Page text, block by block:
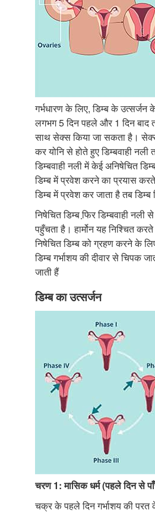
गर्भधारण के लिए, डिम्ब के
लगभग 5 दिन पहले और 1 दिन
साथ सेक्स किया जा सकता है।
कर योनि से होते हुए डिम्बवाही
डिम्बवाही नली में केई अनिषेचित
डिम्ब में प्रवेश करने का प्रयास
डिम्ब में प्रवेश कर जाता है तब डिम्ब
निषेचित डिम्ब फि़र डिम्बवाही नली
पहुँचता है। हार्मोन यह निश्चित करते
निषेचित डिम्ब को ग्रहण करने के
डिम्ब गर्भाशय की दीवार से चिपक
जाती हैं
डिम्ब का उत्सर्जन
चरण 1: मासिक धर्म (पहले दिन से
चक्र के पहले दिन गर्भाशय की